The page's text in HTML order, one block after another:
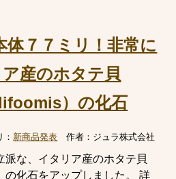
体７７ミリ！非常に
産のホタテ貝
）の化石
新商品発表 作者： ジュラ株式会社
派な、イタリア産のホタテ貝
の化石をアップしました。 詳